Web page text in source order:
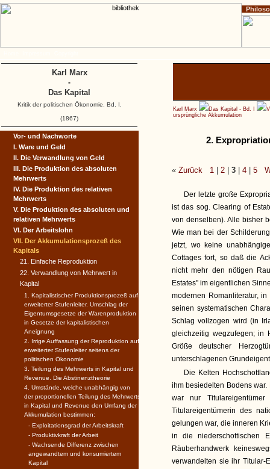
Karl Marx Das Kapital - Bd. I
ursprüngliche Akkumulation
2.
« Zurück 1 2 3 4 5
Der letzte große
ist das sog. Clearing of
von denselben). Alle bisher
Wie man bei der
jetzt, wo keine
Cottages fort, so daß die
nicht mehr den nötigen
Estates" im eigentlichen
modernen Romanliteratur,
seinen systematischen
Schlag vollzogen wird (in
gleichzeitig wegzufegen; in
Größe deutscher
unterschlagenen
Die Kelten
ihm besiedelten Bodens
war nur
Titulareigentümerin des
gelungen war, die inneren
in die niederschottischen
Räuberhandwerk
verwandelten sie ihr Titular-
Vor- und Nachworte
I. Ware und Geld
II. Die Verwandlung von Geld
III. Die Produktion des absoluten
Mehrwerts
IV. Die Produktion des relativen
Mehrwerts
V. Die Produktion des absoluten und
relativen Mehrwerts
VI. Der Arbeitslohn
VII. Der Akkumulationsprozeß des
Kapitals
21. Einfache Reproduktion
22. Verwandlung von Mehrwert in
Kapital
1. Kapitalistischer Produktionsprozeß auf
erweiterter Stufenleiter. Umschlag der
Eigentumsgesetze der Warenproduktion
in Gesetze der kapitalistischen
Aneignung
2. Irrige Auffassung der Reproduktion auf
erweiterter Stufenleiter seitens der
politischen Ökonomie
3. Teilung des Mehrwerts in Kapital und
Revenue. Die Abstinenztheorie
4. Umstände, welche unabhängig von
der proportionellen Teilung des Mehrwerts
in Kapital und Revenue den Umfang der
Akkumulation bestimmen:
- Exploitationsgrad der Arbeitskraft
- Produktivkraft der Arbeit
- Wachsende Differenz zwischen
angewandtem und konsumiertem
Kapital
Karl Marx
-
Das Kapital
Kritik der politischen Ökonomie. Bd. I.
(1867)